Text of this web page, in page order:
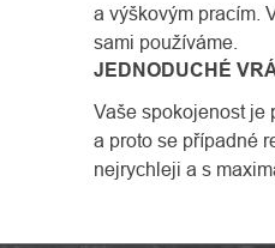
a výškovým pracím.
sami používáme.
JEDNODUCHÉ
Vaše spokojenost je
a proto se případné
nejrychleji a s